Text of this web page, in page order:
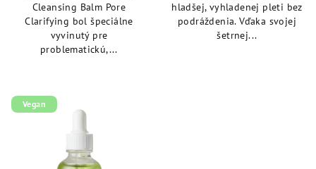
Cleansing Balm Pore
Clarifying bol špeciálne
vyvinutý pre
problematickú,...
hladšej, vyhladenej pleti bez
podráždenia. Vďaka svojej
šetrnej...
Vegan